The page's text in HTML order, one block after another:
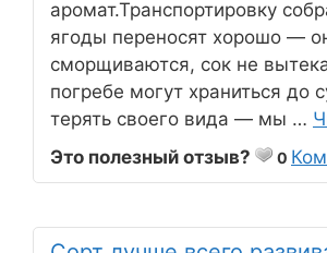
аромат.Транспортировку
ягоды переносят хорошо —
сморщиваются, сок не
погребе могут храниться до
терять своего вида — мы …
Это полезный отзыв?
0